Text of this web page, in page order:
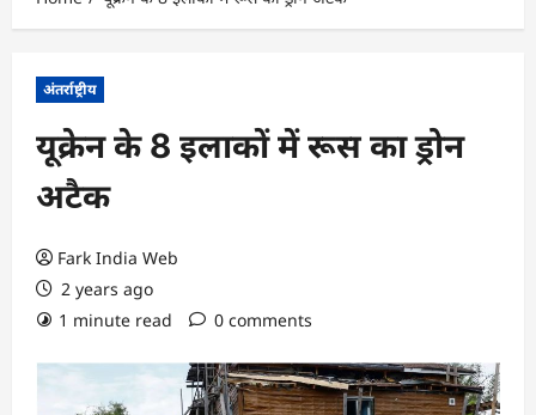
अंतर्राष्ट्रीय
यूक्रेन के 8 इलाकों में रूस का ड्रोन
अटैक
Fark India Web
2 years ago
1 minute read
0 comments